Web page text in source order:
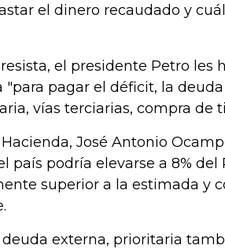
el dinero recaudado y
el presidente Petro les
"para pagar el déficit, la
vías terciarias, compra de
José Antonio
país podría elevarse a 8% del
superior a la estimada y
deuda externa, prioritaria